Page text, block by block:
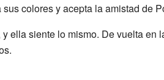
colores y acepta la amistad de
ella siente lo mismo. De vuelta en